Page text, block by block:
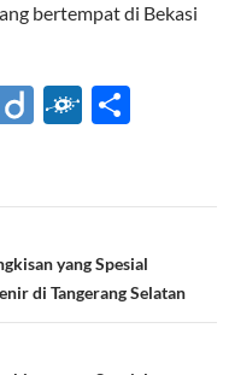
bertempat di Bekasi
Di F
d e
yang Spesial
di Tangerang Selatan